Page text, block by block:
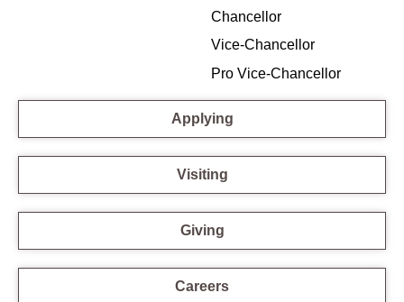
Chancellor
Vice-Chancellor
Pro Vice-Chancellor
Applying
Visiting
Giving
Careers